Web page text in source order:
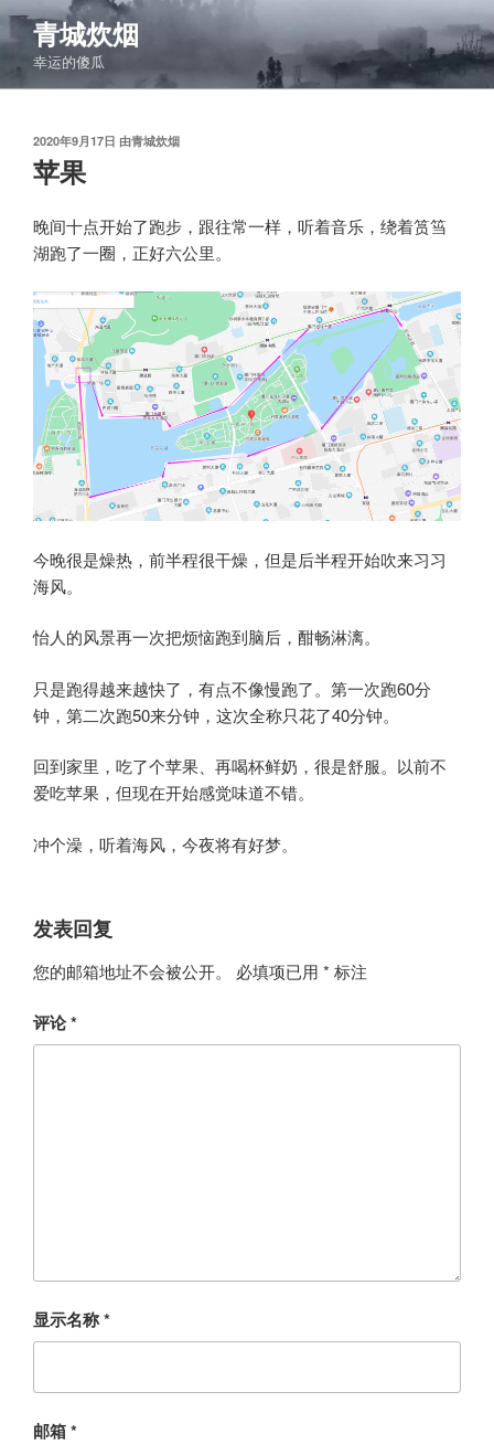
跳
至
容
青城炊烟
幸运的傻瓜
发
布
于
2020年9月17日 由青城炊烟
苹果
晚间十点开始了跑步，跟往常一样，听着音乐，绕着筼筜
湖跑了一圈，正好六公里。
今晚很是燥热，前半程很干燥，但是后半程开始吹来习习
海风。
怡人的风景再一次把烦恼跑到脑后，酣畅淋漓。
只是跑得越来越快了，有点不像慢跑了。第一次跑60分
钟，第二次跑50来分钟，这次全称只花了40分钟。
回到家里，吃了个苹果、再喝杯鲜奶，很是舒服。以前不
爱吃苹果，但现在开始感觉味道不错。
冲个澡，听着海风，今夜将有好梦。
发表回复
您的邮箱地址不会被公开。 必填项已用 * 标注
评论*
显示名称*
邮箱*